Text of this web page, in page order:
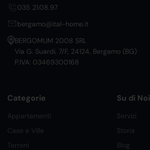
035 21.08.97
bergamo@ital-home.it
BERGOMUM 2008 SRL
Via G. Suardi, 7/F, 24124, Bergamo (BG)
P.IVA: 03469300168
Categorie
Appartamenti
Case e Ville
Terreni
Su di Noi
Servizi
Storia
Blog